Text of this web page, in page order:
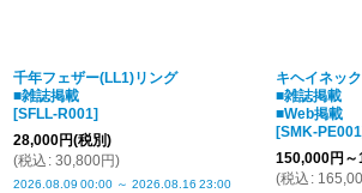
千年フェザー(LL1)リング
■雑誌掲載
[SFLL-R001]
28,000円(税別)
(税込 : 30,800円)
2026.08.09 00:00 ～ 2026.08.16 23:00
キヘイネッ
■雑誌掲載
■Web掲載
[SMK-PE001
150,000円
(税込 :